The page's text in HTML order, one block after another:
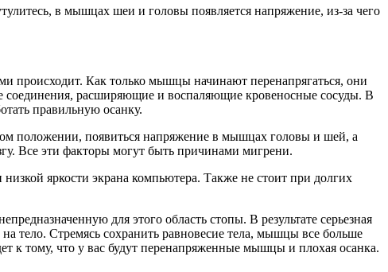
в мышцах шеи и головы появляется напряжение, из-за чего
происходит. Как только мышцы начинают перенапрягаться, они
соединения, расширяющие и воспаляющие кровеносные сосуды. В
правильную осанку.
положении, появиться напряжение в мышцах головы и шей, а
Все эти факторы могут быть причинами мигрени.
яркости экрана компьютера. Также не стоит при долгих
для этого область стопы. В результате серьезная
тело. Стремясь сохранить равновесие тела, мышцы все больше
к тому, что у вас будут перенапряженные мышцы и плохая осанка.